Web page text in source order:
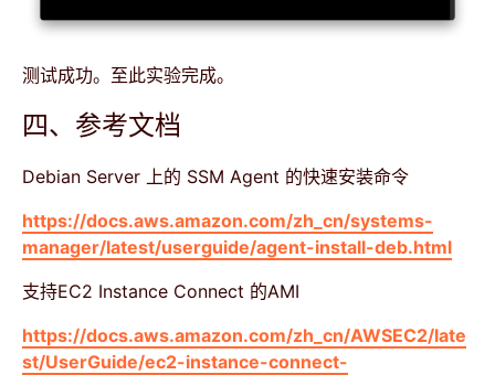
测试成功。至此实验完成。
四、参考文档
Debian Server 上的 SSM Agent 的快速安装命令
https://docs.aws.amazon.com/zh_cn/systems-
manager/latest/userguide/agent-install-deb.html
支持EC2 Instance Connect 的AMI
https://docs.aws.amazon.com/zh_cn/AWSEC2/late
st/UserGuide/ec2-instance-connect-